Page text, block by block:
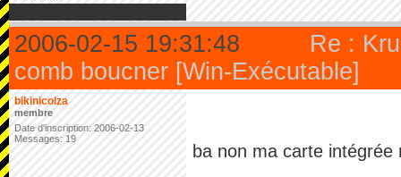
2006-02-15 19:31:48
Re :
comb boucner [Win-Exécutable]
bikinicolza
membre
Date d'inscription: 2006-02-13
Messages: 19
ba non ma carte intégrée